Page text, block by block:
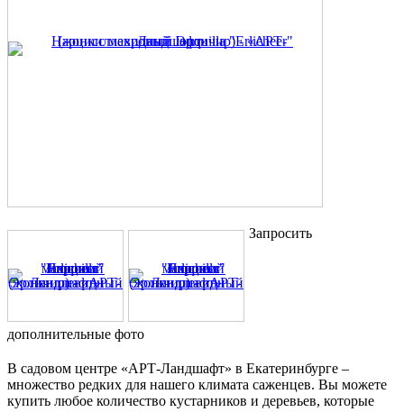
Запросить
дополнительные фото
В садовом центре «АРТ-Ландшафт» в Екатеринбурге –
множество редких для нашего климата саженцев. Вы можете
купить любое количество кустарников и деревьев, которые